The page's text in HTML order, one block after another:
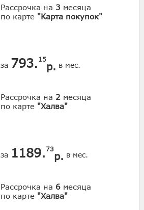
Рассрочка на 3 месяца
по карте "Карта покупок"
за 793. 15
р. в мес.
Рассрочка на 2 месяца
по карте "Халва"
за 1189. 73
р. в мес.
Рассрочка на 6 месяца
по карте "Халва"